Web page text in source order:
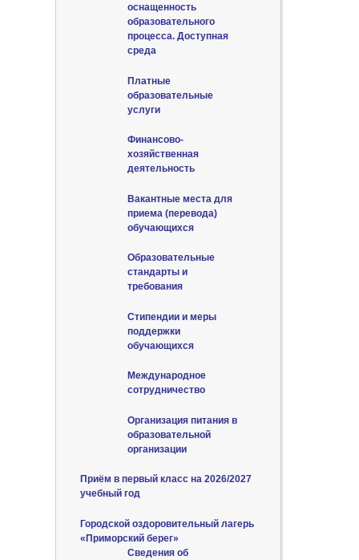
оснащенность
образовательного
процесса. Доступная
среда
Платные
образовательные
услуги
Финансово-
хозяйственная
деятельность
Вакантные места для
приема (перевода)
обучающихся
Образовательные
стандарты и
требования
Стипендии и меры
поддержки
обучающихся
Международное
сотрудничество
Организация питания в
образовательной
организации
Приём в первый класс на 2026/2027
учебный год
Городской оздоровительный лагерь
«Приморский берег»
Сведения об